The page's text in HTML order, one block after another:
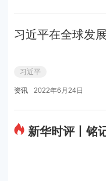
习近平在全球发
习近平
资讯 2022年6月24日
新华时评丨铭